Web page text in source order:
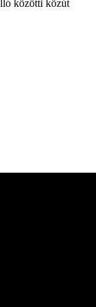
közötti közút